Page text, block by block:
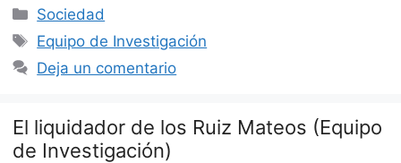
Categorías
Sociedad
Etiquetas
Equipo de Investigación
Deja un comentario
El liquidador de los Ruiz Mateos (Equipo
de Investigación)